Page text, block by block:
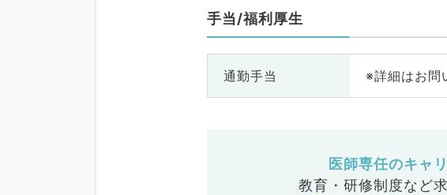
手当/福利厚生
通勤手当 ※詳細はお問
医師専任のキャ
教育・研修制度など